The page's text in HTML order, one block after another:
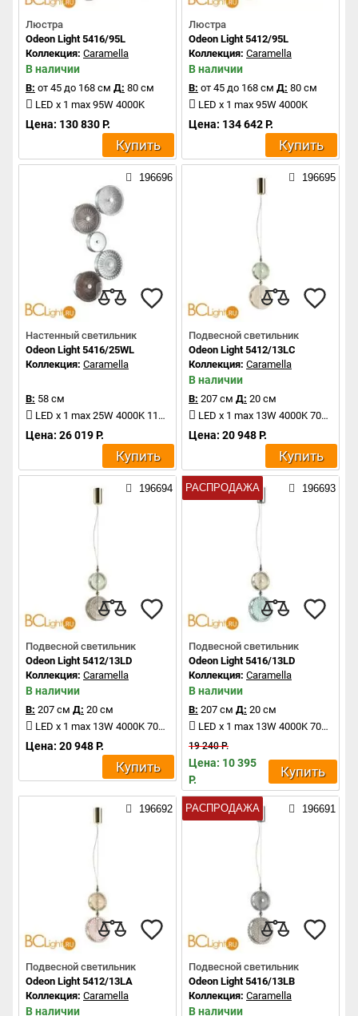
Люстра
Odeon Light 5416/95L
Коллекция: Caramella
В наличии
В: от 45 до 168 см Д: 80 см
LED x 1 max 95W 4000K
Цена: 130 830 Р.
Купить
Люстра
Odeon Light 5412/95L
Коллекция: Caramella
В наличии
В: от 45 до 168 см Д: 80 см
LED x 1 max 95W 4000K
Цена: 134 642 Р.
Купить
196696
Настенный светильник
Odeon Light 5416/25WL
Коллекция: Caramella
В: 58 см
LED x 1 max 25W 4000K 1100Lm
Цена: 26 019 Р.
Купить
196695
Подвесной светильник
Odeon Light 5412/13LC
Коллекция: Caramella
В наличии
В: 207 см Д: 20 см
LED x 1 max 13W 4000K 700Lm
Цена: 20 948 Р.
Купить
196694
Подвесной светильник
Odeon Light 5412/13LD
Коллекция: Caramella
В наличии
В: 207 см Д: 20 см
LED x 1 max 13W 4000K 700Lm
Цена: 20 948 Р.
Купить
РАСПРОДАЖА 196693
Подвесной светильник
Odeon Light 5416/13LD
Коллекция: Caramella
В наличии
В: 207 см Д: 20 см
LED x 1 max 13W 4000K 700Lm
19 240 Р.
Цена: 10 395
Р.
Купить
196692
Подвесной светильник
Odeon Light 5412/13LA
Коллекция: Caramella
В наличии
РАСПРОДАЖА 196691
Подвесной светильник
Odeon Light 5416/13LB
Коллекция: Caramella
В наличии